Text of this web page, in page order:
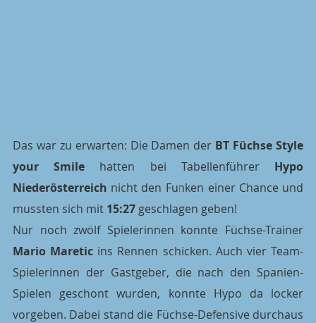
Das war zu erwarten: Die Damen der BT Füchse Style
your Smile hatten bei Tabellenführer Hypo
Niederösterreich nicht den Funken einer Chance und
mussten sich mit 15:27 geschlagen geben!
Mario Maretic ins Rennen schicken. Auch vier Team-
Spielerinnen der Gastgeber, die nach den Spanien-
Spielen geschont wurden, konnte Hypo da locker
vorgeben. Dabei stand die Füchse-Defensive durchaus